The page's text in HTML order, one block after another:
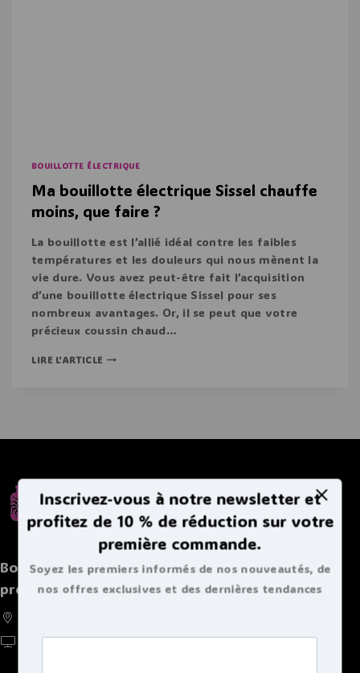
BOUILLOTTE ÉLECTRIQUE
Ma bouillotte électrique Sissel chauffe
moins, que faire ?
La bouillotte est l’allié idéal contre les faibles
températures et les douleurs qui nous mènent la
vie dure. Vous avez peut-être fait l’acquisition
d’une bouillotte électrique Sissel pour ses
nombreux avantages. Or, il se peut que votre
précieux coussin chaud…
LIRE L'ARTICLE
Boutique spécialisée de bouillottes et autres
produits chaleureux
https://doucebouillote.fr
Inscrivez-vous à notre newsletter et
profitez de 10 % de réduction sur votre
première commande.
Soyez les premiers informés de nos nouveautés, de
nos offres exclusives et des dernières tendances